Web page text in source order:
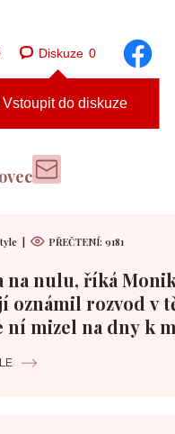
Diskuze 0
Vstoupit do diskuze
PŘEČTENÍ: 9181
na nulu, říká
oznámil rozvod v
ní mizel na dny k